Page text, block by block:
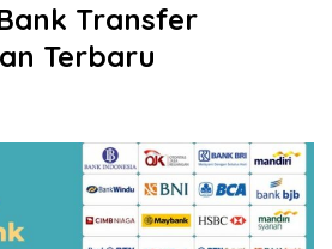
Transfer
Terbaru